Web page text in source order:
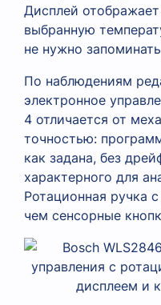
Дисплей
выбранную
не нужно
По наблюдениям
электронное
4 отличается от
точностью:
как задана, без
характерного для
Ротационная ручка
чем сенсорные